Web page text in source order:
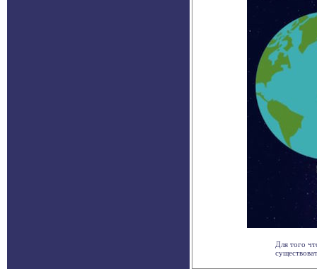
Для того